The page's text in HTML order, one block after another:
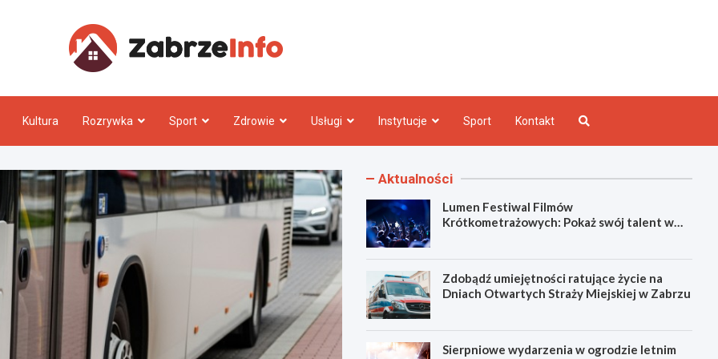
Kultura Rozrywka Sport Zdrowie Usługi Instytucje Sport Kontakt
Aktualności
Lumen Festiwal Filmów
Krótkometrażowych: Pokaż swój talent w
Zdobądź umiejętności ratujące życie na
Dniach Otwartych Straży Miejskiej w Zabrzu
Sierpniowe wydarzenia w ogrodzie letnim